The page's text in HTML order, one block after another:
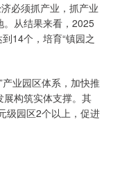
必须抓产业，抓产业
。从结果来看，2025
14个，培育“镇园之
业园区体系，加快推
构筑实体支撑。其
级园区2个以上，促进